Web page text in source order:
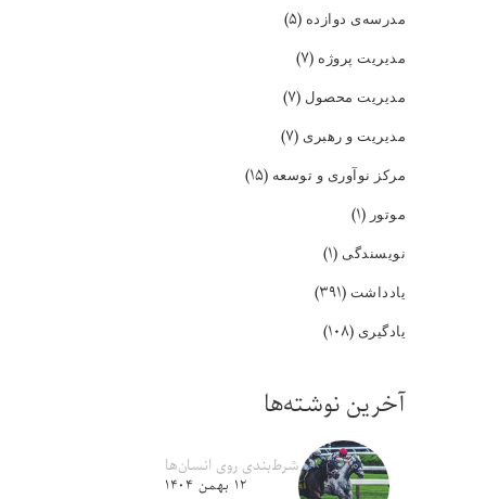
مدرسه‌ی دوازده (۵)
مدیریت پروژه (۷)
مدیریت محصول (۷)
مدیریت و رهبری (۷)
مرکز نوآوری و توسعه (۱۵)
موتور (۱)
نویسندگی (۱)
یادداشت (۳۹۱)
یادگیری (۱۰۸)
آخرین نوشته‌ها
شرط‌بندی روی انسان‌ها
۱۲ بهمن ۱۴۰۴